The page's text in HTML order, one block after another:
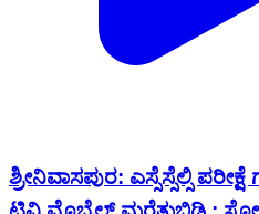
ಶ್ರೀನಿವಾಸಪುರ: ಎಸ್ಸೆಸ್ಸೆಲ್ಸಿ